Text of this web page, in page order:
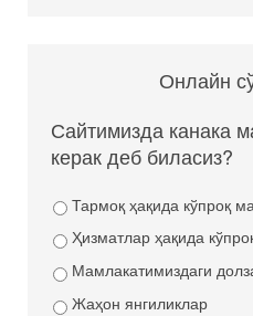
Онлайн
Сайтимизда канака
керак деб биласиз?
Тармоқ ҳақида кўпроқ
Ҳизматлар ҳақида
Мамлакатимиздаги
Жаҳон янгиликлар